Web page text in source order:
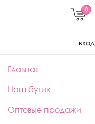
0
вход
Главная
Наш бутик
Оптовые продажи